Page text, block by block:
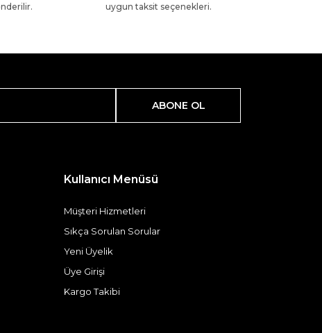
uygun taksit seçenekleri.
ABONE OL
Kullanıcı Menüsü
Müşteri Hizmetleri
Sıkça Sorulan Sorular
Yeni Üyelik
Üye Girişi
Kargo Takibi